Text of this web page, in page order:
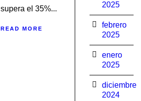
supera el 35%...
READ MORE
2025
febrero
2025
enero
2025
diciembre
2024